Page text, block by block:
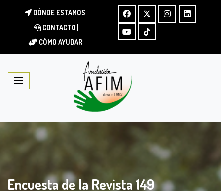
DÓNDE ESTAMOS
CONTACTO
CÓMO AYUDAR
Encuesta de la Revista 149